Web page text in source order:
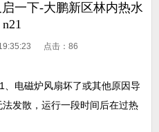
一下-大鹏新区林内热水
点击： 86
电磁炉风扇坏了或其他原因导
发散，运行一段时间后在过热